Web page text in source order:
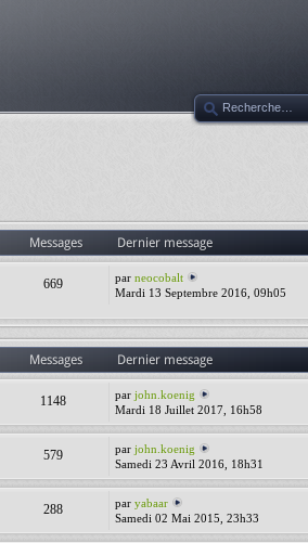
Messages Dernier message
669 parneocobalt
Mardi 13 Septembre 2016, 09h05
Messages Dernier message
1148 parjohn.koenig
Mardi 18 Juillet 2017, 16h58
579 parjohn.koenig
Samedi 23 Avril 2016, 18h31
288 paryabaar
Samedi 02 Mai 2015, 23h33